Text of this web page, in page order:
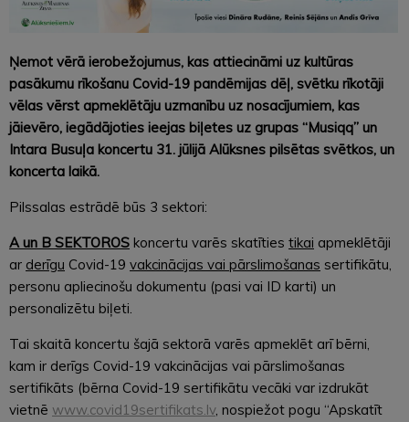
Ņemot vērā ierobežojumus, kas attiecināmi uz kultūras
pasākumu rīkošanu Covid-19 pandēmijas dēļ, svētku rīkotāji
vēlas vērst apmeklētāju uzmanību uz nosacījumiem, kas
jāievēro, iegādājoties ieejas biļetes uz grupas “Musiqq” un
Intara Busuļa koncertu 31. jūlijā Alūksnes pilsētas svētkos, un
koncerta laikā.
Pilssalas estrādē būs 3 sektori:
A un B SEKTOROS koncertu varēs skatīties tikai apmeklētāji
ar derīgu Covid-19 vakcinācijas vai pārslimošanas sertifikātu,
personu apliecinošu dokumentu (pasi vai ID karti) un
personalizētu biļeti.
Tai skaitā koncertu šajā sektorā varēs apmeklēt arī bērni,
kam ir derīgs Covid-19 vakcinācijas vai pārslimošanas
sertifikāts (bērna Covid-19 sertifikātu vecāki var izdrukāt
vietnē www.covid19sertifikats.lv, nospiežot pogu “Apskatīt